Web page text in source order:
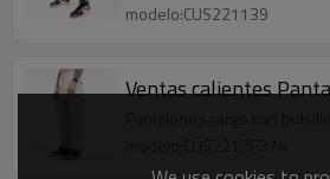
modelo:CUS221139
Ventas calientes